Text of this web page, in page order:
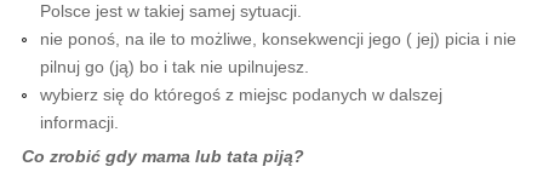
Polsce jest w takiej samej sytuacji.
nie ponoś, na ile to możliwe, konsekwencji jego ( jej) picia i nie
pilnuj go (ją) bo i tak nie upilnujesz.
wybierz się do któregoś z miejsc podanych w dalszej
informacji.
Co zrobić gdy mama lub tata piją?